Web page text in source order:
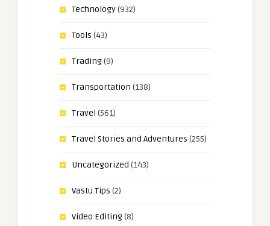
Technology(932)
Tools (43)
Trading(9)
Transportation (138)
Travel (561)
Travel Stories and Adventures (255)
Uncategorized (143)
Vastu Tips (2)
Video Editing(8)